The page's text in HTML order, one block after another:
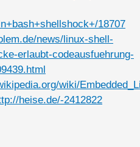
18707
news/linux-shell-
erlaubt-codeausfuehrung-
wiki/
heise.de/-2412822